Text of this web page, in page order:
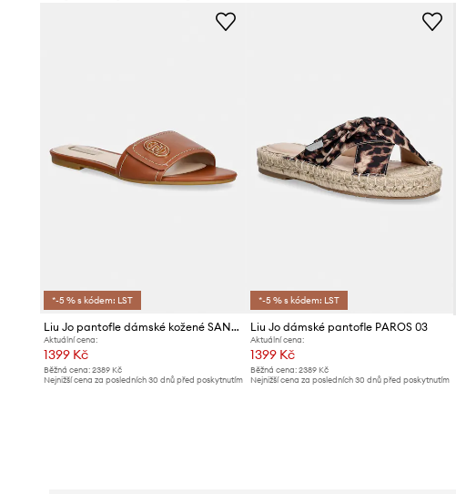
*-5 % s kódem: LST
Liu Jo pantofle dámské kožené SANDY 03
Aktuální cena:
1399 Kč
Běžná cena: 2389 Kč
Nejnižší cena za posledních 30 dnů před poskytnutím
*-5 % s kódem: LST
Liu Jo dámské pantofle PAROS 03
Aktuální cena:
1399 Kč
Běžná cena:2389 Kč
Nejnižší cena za posledních 30 dnů před poskytnutím